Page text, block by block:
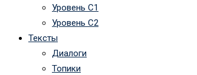
Уровень C1
Уровень C2
Тексты
Диалоги
Топики